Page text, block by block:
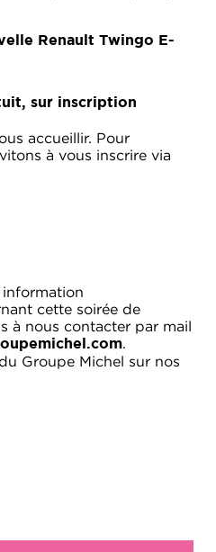
Renault Twingo E-
sur inscription
accueillir. Pour
à vous inscrire via
cette soirée de
à nous contacter par mail
.
Groupe Michel sur nos